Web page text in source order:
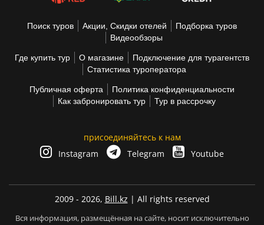
Поиск туров Акции, Скидки отелей
Подборка туров
Видеообзоры
Где купить тур О магазине
Подключение для турагентств
Статистика туроператора
Публичная оферта
Политика конфиденциальности
Как забронировать тур
Тур в рассрочку
присоединяйтесь к нам
Instagram
Telegram Youtube
2009 - 2026, Bill.kz | All rights reserved
Вся информация, размещённая на сайте, носит исключительно